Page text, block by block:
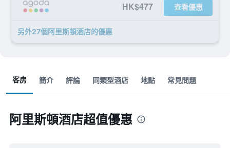
HK$477 查看優惠
另外27個阿里斯頓酒店​的優惠
客房 簡介 評論 同類型酒店 地點 常見問題
阿里斯頓酒店超值優惠